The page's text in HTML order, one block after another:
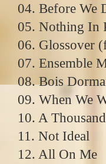
04. Before We
05. Nothing In
06. Glossover
07. Ensemble
08. Bois
09. When We
10. A
11. Not Ideal
12. All On Me